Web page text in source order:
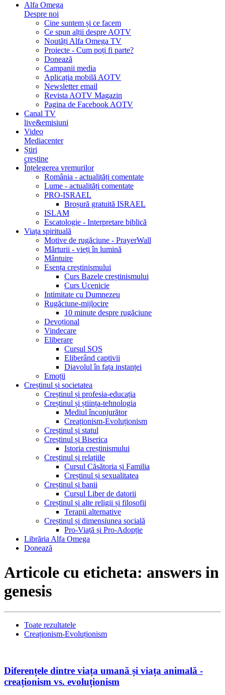
Alfa Omega
Despre noi
Cine suntem și ce facem
Ce spun alții despre AOTV
Noutăți Alfa Omega TV
Proiecte - Cum poți fi parte?
Donează
Campanii media
Aplicația mobilă AOTV
Newsletter email
Revista AOTV Magazin
Pagina de Facebook AOTV
Canal TV
live&emisiuni
Video
Mediacenter
Știri
creștine
Înțelegerea vremurilor
România - actualități comentate
Lume - actualități comentate
PRO-ISRAEL
Broșură gratuită ISRAEL
ISLAM
Escatologie - Interpretare biblică
Viața spirituală
Motive de rugăciune - PrayerWall
Mărturii - vieți în lumină
Mântuire
Esența creștinismului
Curs Bazele creștinismului
Curs Ucenicie
Intimitate cu Dumnezeu
Rugăciune-mijlocire
10 minute despre rugăciune
Devoțional
Vindecare
Eliberare
Cursul SOS
Eliberând captivii
Diavolul în fața instanței
Emoții
Creștinul și societatea
Creștinul și profesia-educația
Creștinul și știința-tehnologia
Mediul înconjurător
Creaționism-Evoluționism
Creștinul și statul
Creștinul și Biserica
Istoria creștinismului
Creștinul și relațiile
Cursul Căsătoria și Familia
Creștinul și sexualitatea
Creștinul și banii
Cursul Liber de datorii
Creștinul și alte religii și filosofii
Terapii alternative
Creștinul și dimensiunea socială
Pro-Viață și Pro-Adopție
Librăria Alfa Omega
Donează
Articole cu eticheta: answers in
genesis
Toate rezultatele
Creaționism-Evoluționism
Diferențele dintre viața umană și viața animală -
creaționism vs. evoluționism